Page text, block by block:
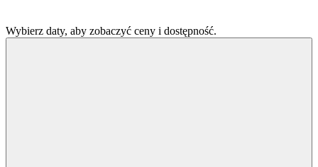
Wybierz daty, aby zobaczyć ceny i dostępność.